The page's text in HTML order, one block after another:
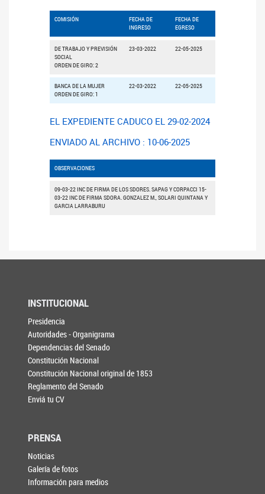
COMISIÓN
FECHA DE
INGRESO
FECHA DE
EGRESO
DE TRABAJO Y PREVISIÓN
SOCIAL
ORDEN DE GIRO: 2
23-03-2022 22-05-2025
BANCA DE LA MUJER
ORDEN DE GIRO: 1
22-03-2022 22-05-2025
EL EXPEDIENTE CADUCO EL 29-02-2024
ENVIADO AL ARCHIVO : 10-06-2025
OBSERVACIONES
09-03-22 INC DE FIRMA DE LOS SDORES. SAPAG Y CORPACCI 15-
03-22 INC DE FIRMA SDORA. GONZALEZ M., SOLARI QUINTANA Y
GARCIA LARRABURU
INSTITUCIONAL
Presidencia
Autoridades - Organigrama
Dependencias del Senado
Constitución Nacional
Constitución Nacional original de 1853
Reglamento del Senado
Enviá tu CV
PRENSA
Noticias
Galería de fotos
Información para medios